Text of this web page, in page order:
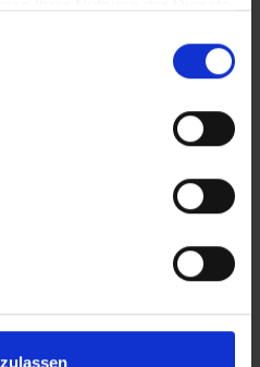
Deutsche Post
ist.